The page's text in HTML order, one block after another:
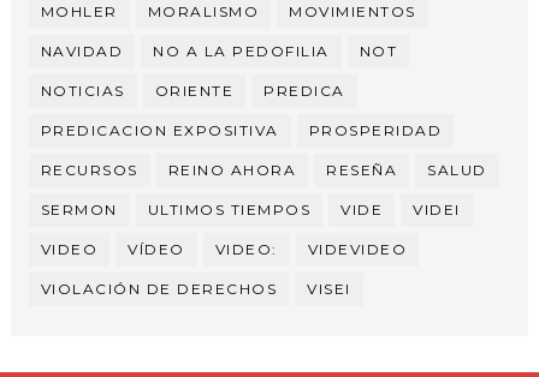
MOHLER MORALISMO MOVIMIENTOS
NAVIDAD NO A LA PEDOFILIA NOT
NOTICIAS ORIENTE PREDICA
PREDICACION EXPOSITIVA PROSPERIDAD
RECURSOS REINO AHORA RESEÑA SALUD
SERMON ULTIMOS TIEMPOS VIDE VIDEI
VIDEO VÍDEO VIDEO: VIDEVIDEO
VIOLACIÓN DE DERECHOS VISEI